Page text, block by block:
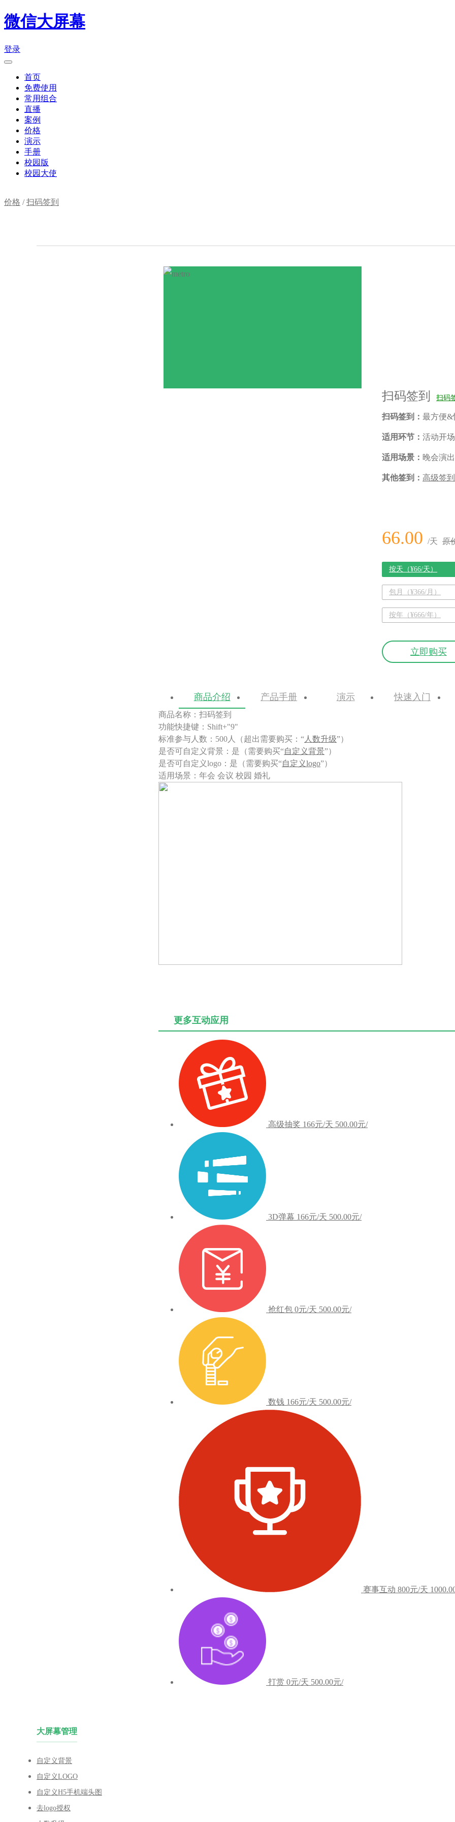
微信大屏幕
登录
首页
免费使用
常用组合
直播
案例
价格
演示
手册
校园版
校园大使
价格 /扫码签到
扫码签到 扫码
扫码签到： 最方便&
适用环节： 活动开
适用场景： 晚会演
其他签到： 高级签到
66.00 /天 原
按天（¥66/天）
包月（¥366/月）
按年（¥666/年）
立即购买
商品介绍 产品手册 演示 快速入门
商品名称：扫码签到
功能快捷键：Shift+"9"
标准参与人数：500人（超出需要购买：“ 人数升级”）
是否可自定义背景：是（需要购买“自定义背景”）
是否可自定义logo：是（需要购买“自定义logo”）
适用场景：年会 会议 校园 婚礼
更多互动应用
高级抽奖 166元/天 500.00元/
3D弹幕 166元/天 500.00元/
抢红包 0元/天 500.00元/
数钱 166元/天 500.00元/
赛事互动 800元/天
打赏 0元/天 500.00元/
大屏幕管理
自定义背景
自定义LOGO
自定义H5手机端头图
去logo授权